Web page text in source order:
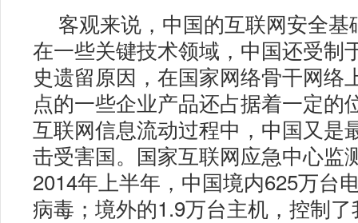
客观来说，中国的互联网安全基
在一些关键技术领域，中国还受制
史遗留原因，在国家网络骨干网络
点的一些企业产品还占据着一定的
互联网信息流动过程中，中国又是
击受害国。国家互联网应急中心监
2014年上半年，中国境内625万台
病毒；境外的1.9万台主机，控制